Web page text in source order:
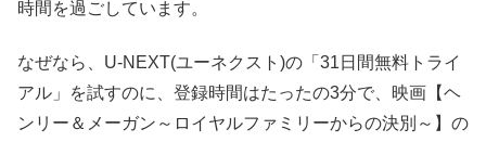
時間を過ごしています。
なぜなら、U-NEXT(ユーネクスト)の「31日間無料トライ
アル」を試すのに、登録時間はたったの3分で、映画【ヘ
ンリー＆メーガン～ロイヤルファミリーからの決別～】の